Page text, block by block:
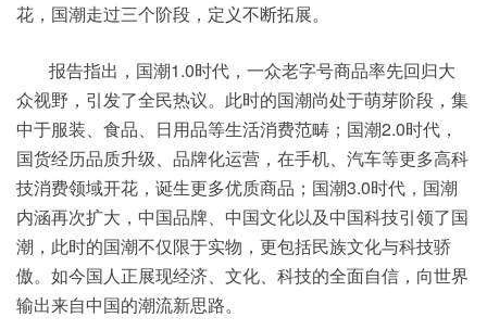
花，国潮走过三个阶段，定义不断拓展。
报告指出，国潮1.0时代，一众老字号商品率先回归大
众视野，引发了全民热议。此时的国潮尚处于萌芽阶段，集
中于服装、食品、日用品等生活消费范畴；国潮2.0时代，
国货经历品质升级、品牌化运营，在手机、汽车等更多高科
技消费领域开花，诞生更多优质商品；国潮3.0时代，国潮
内涵再次扩大，中国品牌、中国文化以及中国科技引领了国
潮，此时的国潮不仅限于实物，更包括民族文化与科技骄
傲。如今国人正展现经济、文化、科技的全面自信，向世界
输出来自中国的潮流新思路。